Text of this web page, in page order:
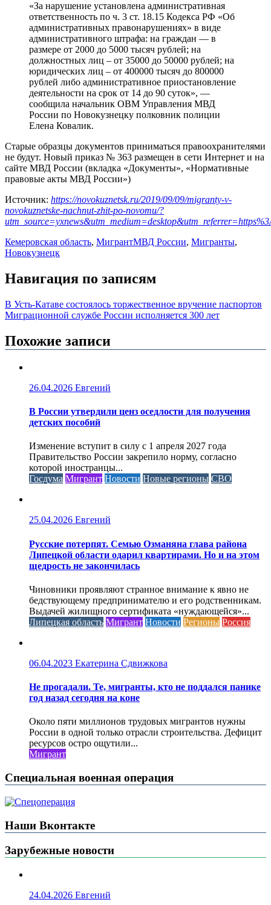
«За нарушение установлена административная
ответственность по ч. 3 ст. 18.15 Кодекса РФ «Об
административных правонарушениях» в виде
административного штрафа: на граждан — в
размере от 2000 до 5000 тысяч рублей; на
должностных лиц – от 35000 до 50000 рублей; на
юридических лиц – от 400000 тысяч до 800000
рублей либо административное приостановление
деятельности на срок от 14 до 90 суток», —
сообщила начальник ОВМ Управления МВД
России по Новокузнецку полковник полиции
Елена Ковалик.
Старые образцы документов приниматься правоохранителями
не будут. Новый приказ № 363 размещен в сети Интернет и на
сайте МВД России (вкладка «Документы», «Нормативные
правовые акты МВД России»)
Источник: https://novokuznetsk.ru/2019/09/09/migranty-v-
novokuznetske-nachnut-zhit-po-novomu/?
Кемеровская область, МигрантМВД России, Мигранты,
Новокузнецк
Навигация по записям
В Усть-Катаве состоялось торжественное вручение паспортов
Миграционной службе России исполняется 300 лет
Похожие записи
26.04.2026 Евгений
В России утвердили ценз оседлости для получения
детских пособий
Изменение вступит в силу с 1 апреля 2027 года
Правительство России закрепило норму, согласно
которой иностранцы...
Госдума Мигрант Новости Новые регионы СВО
25.04.2026 Евгений
Русские потерпят. Семью Озманяна глава района
Липецкой области одарил квартирами. Но и на этом
щедрость не закончилась
Чиновники проявляют странное внимание к явно не
бедствующему предпринимателю и его родственникам.
Выдачей жилищного сертификата «нуждающейся»...
Липецкая область Мигрант Новости Регионы Россия
06.04.2023 Екатерина Сдвижкова
Не прогадали. Те, мигранты, кто не поддался панике
год назад сегодня на коне
Около пяти миллионов трудовых мигрантов нужны
России в одной только отрасли строительства. Дефицит
ресурсов остро ощутили...
Мигрант
Специальная военная операция
Наши Вконтакте
Зарубежные новости
24.04.2026 Евгений